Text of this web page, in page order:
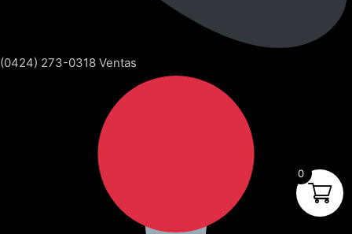
(0424) 273-0318 Ventas
0